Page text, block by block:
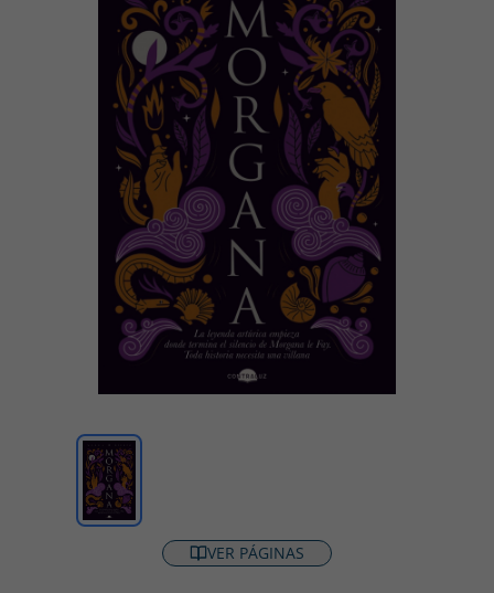
VER PÁGINAS